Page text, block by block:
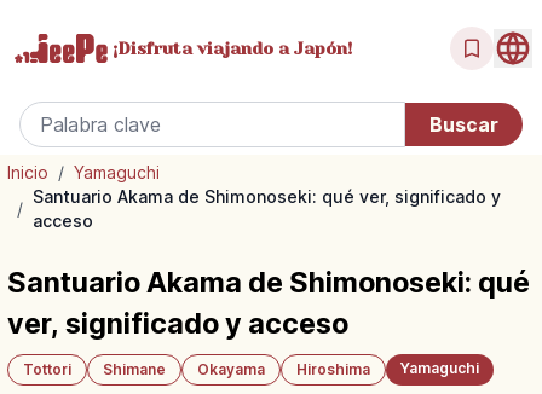
¡Disfrutaviajando a Japón!
Inicio / Yamaguchi
/
Santuario Akama de Shimonoseki: qué ver, significado y
acceso
Santuario Akama de Shimonoseki: qué
ver, significado y acceso
Tottori Shimane Okayama Hiroshima Yamaguchi